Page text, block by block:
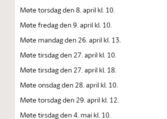
Møte torsdag den 8. april kl. 10.
Møte fredag den 9. april kl. 10.
Møte mandag den 26. april kl. 13.
Møte tirsdag den 27. april kl. 10.
Møte tirsdag den 27. april kl. 18.
Møte onsdag den 28. april kl. 10.
Møte torsdag den 29. april kl. 12.
Møte tirsdag den 4. mai kl. 10.